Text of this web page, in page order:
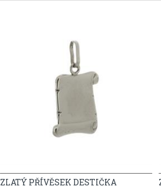
ZLATÝ PŘÍVĚSEK DESTIČKA